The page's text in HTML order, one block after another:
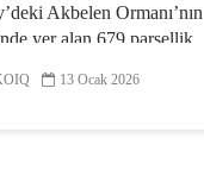
Akbelen Ormanı’nın
yer alan 679 parsellik
ile ilgili bir açıklama yapan
13 Ocak 2026